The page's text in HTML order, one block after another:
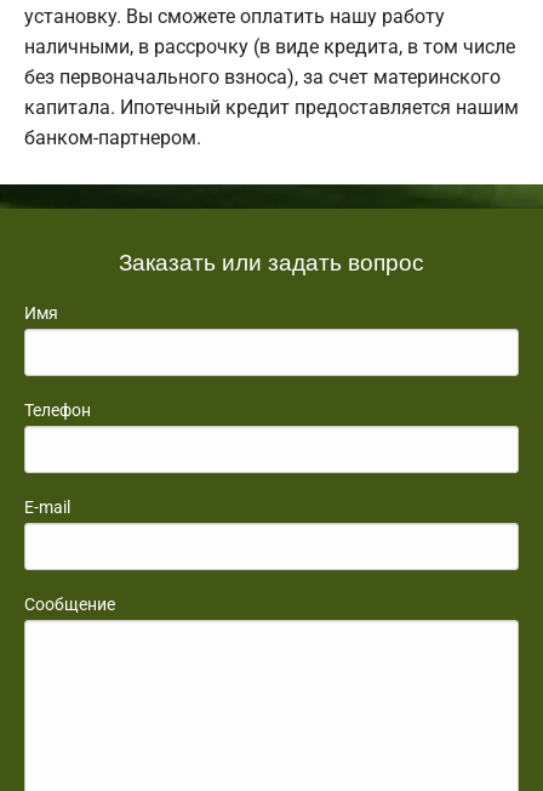
установку. Вы сможете оплатить нашу работу
наличными, в рассрочку (в виде кредита, в том числе
без первоначального взноса), за счет материнского
капитала. Ипотечный кредит предоставляется нашим
банком-партнером.
Заказать или задать вопрос
Имя
Телефон
E-mail
Сообщение